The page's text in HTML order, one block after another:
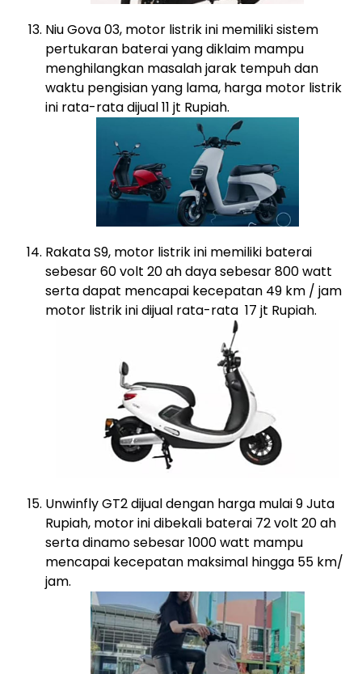
Niu Gova 03, motor listrik ini memiliki sistem
pertukaran baterai yang diklaim mampu
menghilangkan masalah jarak tempuh dan
waktu pengisian yang lama, harga motor listrik
ini rata-rata dijual 11 jt Rupiah.
Rakata S9, motor listrik ini memiliki baterai
sebesar 60 volt 20 ah daya sebesar 800 watt
serta dapat mencapai kecepatan 49 km / jam
motor listrik ini dijual rata-rata 17 jt Rupiah.
Unwinfly GT2 dijual dengan harga mulai 9 Juta
Rupiah, motor ini dibekali baterai 72 volt 20 ah
serta dinamo sebesar 1000 watt mampu
mencapai kecepatan maksimal hingga 55 km/
jam.